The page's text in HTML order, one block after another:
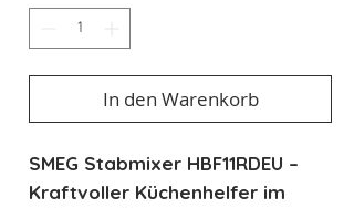
In den Warenkorb
SMEG Stabmixer HBF11RDEU –
Kraftvoller Küchenhelfer im